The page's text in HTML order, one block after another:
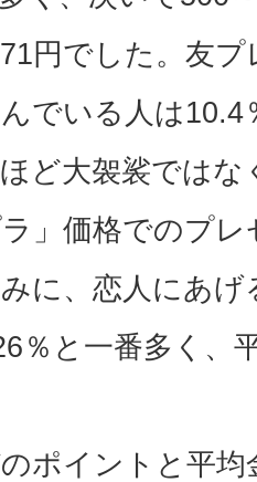
円でした。友
でいる人は
ど大袈裟では
」価格でのプ
に、恋人にあ
％と一番多く、
ポイントと平